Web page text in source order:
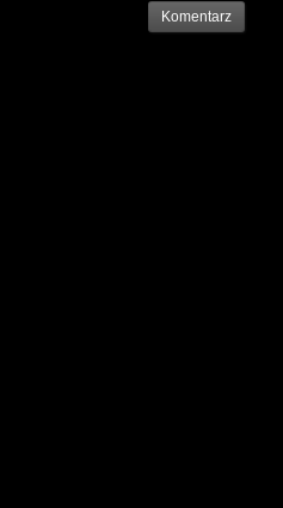
Komentarz